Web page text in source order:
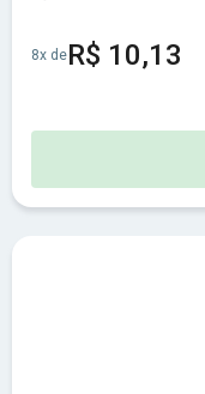
8x deR$ 10,13